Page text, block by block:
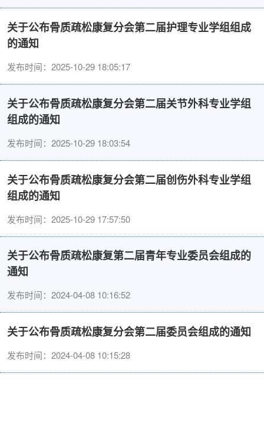
关于公布骨质疏松康复分会第二届护理专业学组组成
的通知
发布时间：2025-10-29 18:05:17
关于公布骨质疏松康复分会第二届关节外科专业学组
组成的通知
发布时间：2025-10-29 18:03:54
关于公布骨质疏松康复分会第二届创伤外科专业学组
组成的通知
发布时间：2025-10-29 17:57:50
关于公布骨质疏松康复第二届青年专业委员会组成的
通知
发布时间：2024-04-08 10:16:52
关于公布骨质疏松康复分会第二届委员会组成的通知
发布时间：2024-04-08 10:15:28